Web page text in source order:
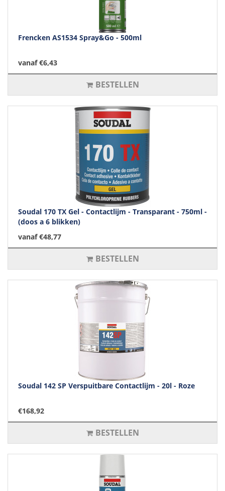
Frencken AS1534 Spray&Go - 500ml
vanaf €6,43
BESTELLEN
Soudal 170 TX Gel - Contactlijm - Transparant - 750ml -
(doos a 6 blikken)
vanaf €48,77
BESTELLEN
Soudal 142 SP Verspuitbare Contactlijm - 20l - Roze
€168,92
BESTELLEN